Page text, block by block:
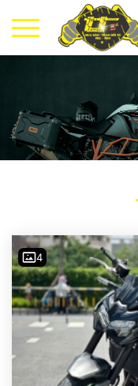
4